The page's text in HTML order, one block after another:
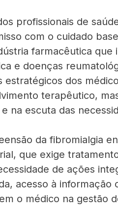
profissionais de
com o cuidado
farmacêutica
e doenças
estratégicos dos
terapêutico,
na escuta das
da fibromialgia
que exige
de ações
acesso à informação
o médico na gestão